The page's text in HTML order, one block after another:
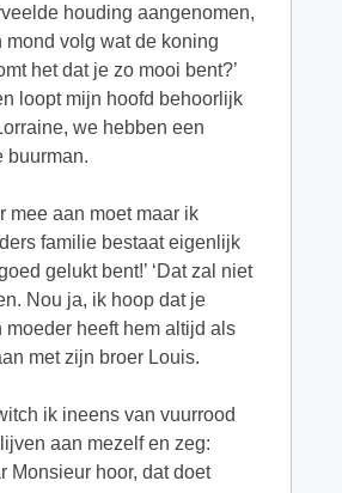
houding aangenomen,
volg wat de koning
het dat je zo mooi bent?’
loopt mijn hoofd behoorlijk
we hebben een
buurman.
mee aan moet maar ik
familie bestaat eigenlijk
gelukt bent!’ ‘Dat zal niet
Nou ja, ik hoop dat je
moeder heeft hem altijd als
met zijn broer Louis.
ik ineens van vuurrood
aan mezelf en zeg:
Monsieur hoor, dat doet